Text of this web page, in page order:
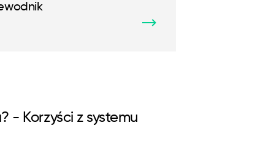
- Korzyści z systemu